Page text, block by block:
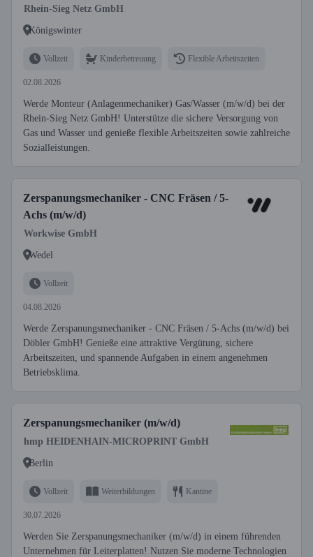
Rhein-Sieg Netz GmbH
Königswinter
Vollzeit Kinderbetreuung Flexible Arbeitszeiten
02.08.2026
Werde Monteur (Anlagenmechaniker) Gas/Wasser (m/w/d) bei der
Rhein-Sieg Netz GmbH! Unterstütze die sichere Versorgung von
Gas und Wasser und genieße flexible Arbeitszeiten sowie zahlreiche
Sozialleistungen.
Zerspanungsmechaniker - CNC Fräsen / 5-
Achs (m/w/d)
Workwise GmbH
Wedel
Vollzeit
04.08.2026
Werde Zerspanungsmechaniker - CNC Fräsen / 5-Achs (m/w/d) bei
Döbler GmbH! Genieße eine attraktive Vergütung, sichere
Arbeitszeiten, und spannende Aufgaben in einem angenehmen
Betriebsklima.
Zerspanungsmechaniker (m/w/d)
hmp HEIDENHAIN-MICROPRINT GmbH
Berlin
Vollzeit Weiterbildungen Kantine
30.07.2026
Werden Sie Zerspanungsmechaniker (m/w/d) in einem führenden
Unternehmen für Leiterplatten! Nutzen Sie moderne Technologien